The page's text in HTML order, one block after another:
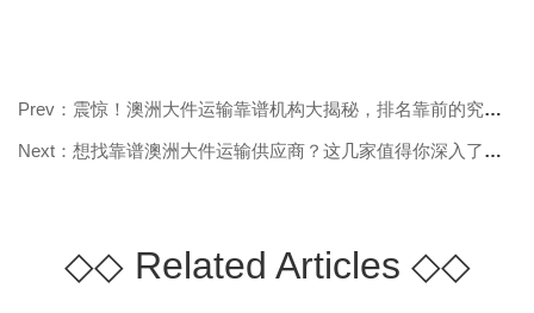
Prev：震惊！澳洲大件运输靠谱机构大揭秘，排名靠前的究竟是哪些？
Next：想找靠谱澳洲大件运输供应商？这几家值得你深入了解！
◇◇Related Articles ◇◇